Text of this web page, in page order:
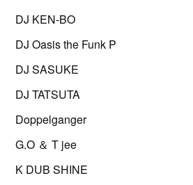
DJ KEN-BO
DJ Oasis the Funk P
DJ SASUKE
DJ TATSUTA
Doppelganger
G.O ＆ T jee
K DUB SHINE